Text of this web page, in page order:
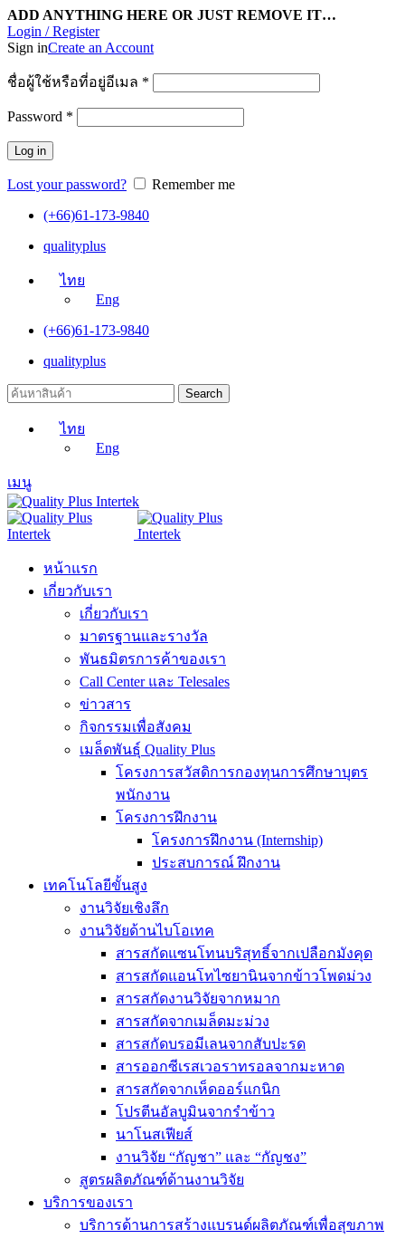
ADD ANYTHING HERE OR JUST REMOVE IT…
Login / Register
Sign inCreate an Account
ชื่อผู้ใช้หรือที่อยู่อีเมล *
Password *
Log in
Lost your password?
Remember me
(+66)61-173-9840
qualityplus
ไทย
Eng
(+66)61-173-9840
qualityplus
Search
ไทย
Eng
เมนู
หน้าแรก
เกี่ยวกับเรา
เกี่ยวกับเรา
มาตรฐานและรางวัล
พันธมิตรการค้าของเรา
Call Center และ Telesales
ข่าวสาร
กิจกรรมเพื่อสังคม
เมล็ดพันธุ์ Quality Plus
โครงการสวัสดิการกองทุนการศึกษาบุตร
พนักงาน
โครงการฝึกงาน
โครงการฝึกงาน (Internship)
ประสบการณ์ ฝึกงาน
เทคโนโลยีขั้นสูง
งานวิจัยเชิงลึก
งานวิจัยด้านไบโอเทค
สารสกัดแซนโทนบริสุทธิ์จากเปลือกมังคุด
สารสกัดแอนโทไซยานินจากข้าวโพดม่วง
สารสกัดงานวิจัยจากหมาก
สารสกัดจากเมล็ดมะม่วง
สารสกัดบรอมีเลนจากสับปะรด
สารออกซีเรสเวอราทรอลจากมะหาด
สารสกัดจากเห็ดออร์แกนิก
โปรตีนอัลบูมินจากรำข้าว
นาโนสเฟียส์
งานวิจัย “กัญชา” และ “กัญชง”
สูตรผลิตภัณฑ์ด้านงานวิจัย
บริการของเรา
บริการด้านการสร้างแบรนด์ผลิตภัณฑ์เพื่อสุขภาพ